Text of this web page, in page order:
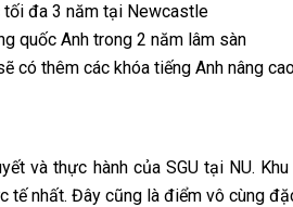
tối đa 3 năm tại Newcastle
quốc Anh trong 2 năm lâm sàn
có thêm các khóa tiếng Anh nâng
và thực hành của SGU tại NU.
tế nhất. Đây cũng là điểm vô cùng